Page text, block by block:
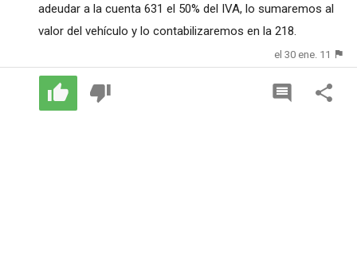
adeudar a la cuenta 631 el 50% del IVA, lo sumaremos al
valor del vehículo y lo contabilizaremos en la 218.
el 30 ene. 11